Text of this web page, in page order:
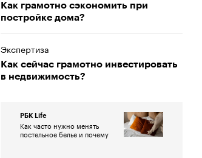
Как грамотно сэкономить при
постройке дома?
Экспертиза
Как сейчас грамотно инвестировать
в недвижимость?
РБК Life
Как часто нужно менять
постельное белье и почему